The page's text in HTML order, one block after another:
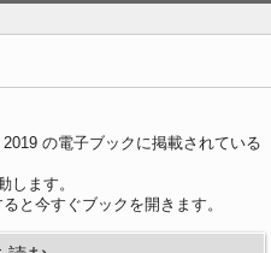
の電子ブックに掲載されている
します。
と今すぐブックを開きます。